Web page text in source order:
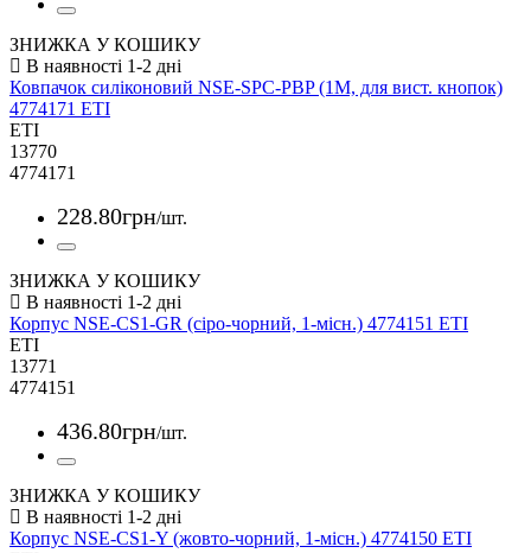
ЗНИЖКА У КОШИКУ
Ковпачок силіконовий NSE-SPC-PBP (1М, для вист. кнопок)
4774171 ETI
ETI
13770
4774171
228.80грн/шт.
ЗНИЖКА У КОШИКУ
Корпус NSE-CS1-GR (сіро-чорний, 1-місн.) 4774151 ETI
ETI
13771
4774151
436.80грн/шт.
ЗНИЖКА У КОШИКУ
Корпус NSE-CS1-Y (жовто-чорний, 1-місн.) 4774150 ETI